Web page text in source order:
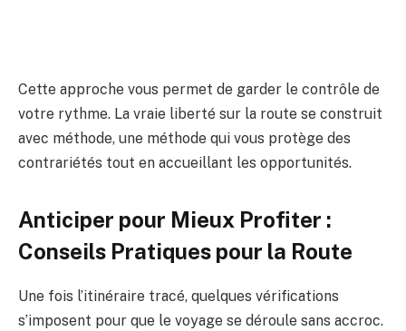
Cette approche vous permet de garder le contrôle de
votre rythme. La vraie liberté sur la route se construit
avec méthode, une méthode qui vous protège des
contrariétés tout en accueillant les opportunités.
Anticiper pour Mieux Profiter :
Conseils Pratiques pour la Route
Une fois l’itinéraire tracé, quelques vérifications
s’imposent pour que le voyage se déroule sans accroc.